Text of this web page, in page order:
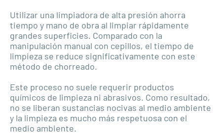
Utilizar una limpiadora de alta presión ahorra
tiempo y mano de obra al limpiar rápidamente
grandes superficies. Comparado con la
manipulación manual con cepillos, el tiempo de
limpieza se reduce significativamente con este
método de chorreado.
Este proceso no suele requerir productos
químicos de limpieza ni abrasivos. Como resultado,
no se liberan sustancias nocivas al medio ambiente
y la limpieza es mucho más respetuosa con el
medio ambiente.